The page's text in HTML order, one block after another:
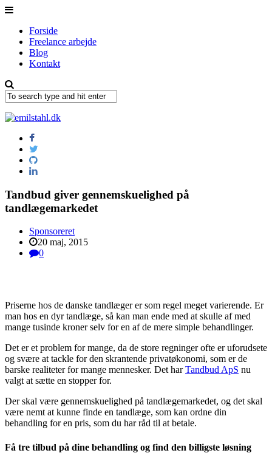
Forside
Freelance arbejde
Blog
Kontakt
Tandbud giver gennemskuelighed på
tandlægemarkedet
Sponsoreret
20 maj, 2015
0
Priserne hos de danske tandlæger er som regel meget varierende. Er
man hos en dyr tandlæge, så kan man ende med at skulle af med
mange tusinde kroner selv for en af de mere simple behandlinger.
Det er et problem for mange, da de store regninger ofte er uforudsete
og svære at tackle for den skrantende privatøkonomi, som er de
barske realiteter for mange mennesker. Det harTandbud ApS nu
valgt at sætte en stopper for.
Der skal være gennemskuelighed på tandlægemarkedet, og det skal
være nemt at kunne finde en tandlæge, som kan ordne din
behandling for en pris, som du har råd til at betale.
Få tre tilbud på dine behandling og find den billigste løsning